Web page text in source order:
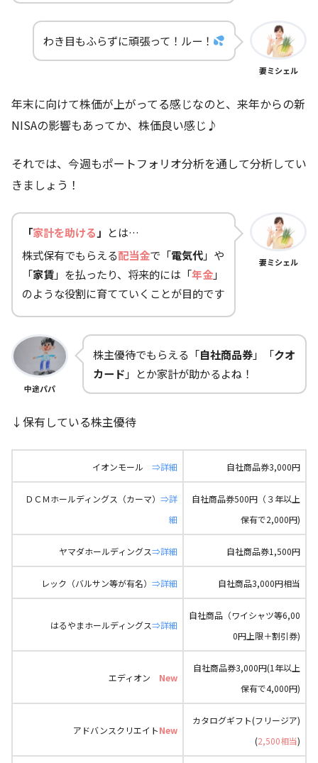
わき目もふらずに頑張って！ルー！
妻ミシェル
年末に向けて株価が上がってる感じなのと、来年からの新
NISAの影響もあってか、株価良い感じ♪
それでは、今週もポートフォリオ分析を通して分析してい
きましょう！
「家計を助ける 」 とは…
株式保有でもらえる配当金で「電気代」や
「家賃」を払ったり、将来的には「年金」
のような役割に育てていくことが目的です
妻ミシェル
中途パパ
株主優待でもらえる「自社商品券」「クオ
カード 」とか家計が助かるよね！
↓保有している株主優待
イオンモール ⇒詳細 自社商品券3,000円
ＤＣＭホールディングス（カーマ） ⇒詳
細
自社商品券500円（３年以上
保有で2,000円)
ヤマダホールディングス⇒詳細 自社商品券1,500円
レック（バルサン等が有名） ⇒詳細 自社商品3,000円相当
はるやまホールディングス⇒詳細
自社商品（ワイシャツ等6,00
0円上限＋割引券)
エディオン New
自社商品券3,000円(1年以上
保有で4,000円)
アドバンスクリエイトNew
カタログギフト(フリージア)
(2,500相当)